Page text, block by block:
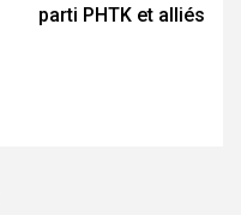
parti PHTK et alliés